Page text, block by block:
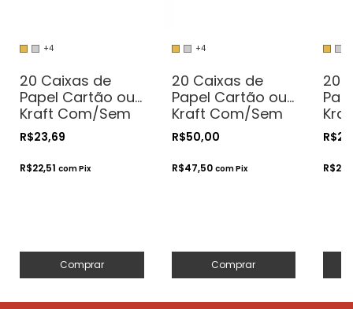
+4
20 Caixas de
Papel Cartão ou
Kraft Com/Sem
Visor - 19x12x4 -
Para Presentes.
Cosméticos ou
R$23,69
R$22,51 comPix
Comprar
+4
20 Caixas de
Papel Cartão ou
Kraft Com/Sem
Visor - 24x19x4.5
- Para Presentes.
Cosméticos ou
R$50,00
R$47,50 comPix
Comprar
20